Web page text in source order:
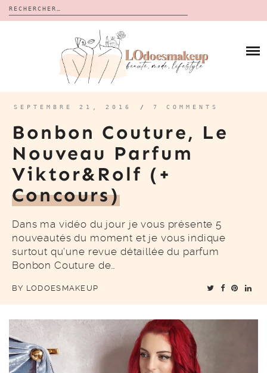
Rechercher :
CALENDRIERS DE L’AVENT
BON PLAN
À PROPOS
CONTACT
SEPTEMBRE 21, 2016 / 7 COMMENTS
Bonbon Couture, Le
Nouveau Parfum
Viktor&Rolf (+
Concours)
Dans ma vidéo du jour je vous présente 5
nouveautés du moment et je vous indique
surtout qu’une revue détaillée du parfum
Bonbon Couture de…
BY LODOESMAKEUP